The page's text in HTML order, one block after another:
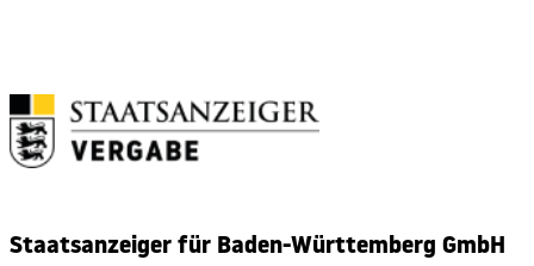
Staatsanzeiger für Baden-Württemberg GmbH